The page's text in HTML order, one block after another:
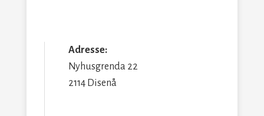
Adresse:
Nyhusgrenda 22
2114 Disenå